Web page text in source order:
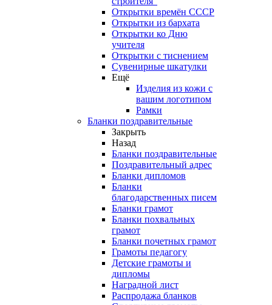
Открытки времён СССР
Открытки из бархата
Открытки ко Дню
учителя
Открытки с тиснением
Сувенирные шкатулки
Ещё
Изделия из кожи с
вашим логотипом
Рамки
Бланки поздравительные
Закрыть
Назад
Бланки поздравительные
Поздравительный адрес
Бланки дипломов
Бланки
благодарственных писем
Бланки грамот
Бланки похвальных
грамот
Бланки почетных грамот
Грамоты педагогу
Детские грамоты и
дипломы
Наградной лист
Распродажа бланков